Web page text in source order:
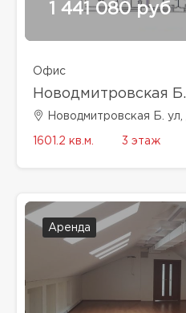
1 441 080 руб
Офис
Новодмитровская Б.
Новодмитровская Б. ул, д
1601.2 кв.м. 3 этаж
Аренда